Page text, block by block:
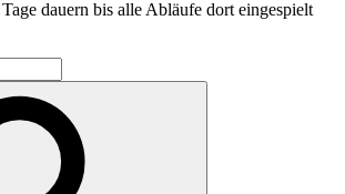
dauern bis alle Abläufe dort eingespielt